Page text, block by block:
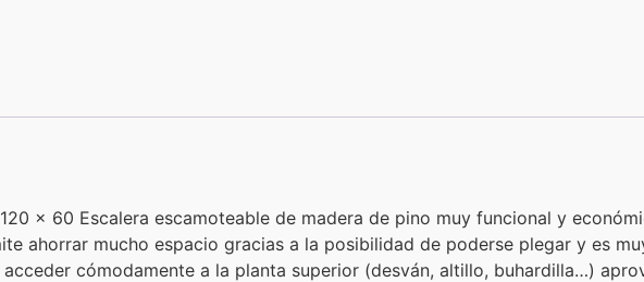
120 x 60 Escalera escamoteable de madera de pino muy funcional y
ahorrar mucho espacio gracias a la posibilidad de poderse plegar y es
cómodamente a la planta superior (desván, altillo, buhardilla…)